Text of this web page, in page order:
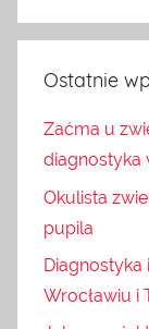
Ostatnie
Zaćma u
diagnostyka
Okulista
pupila
Diagnostyka
Wrocławiu i